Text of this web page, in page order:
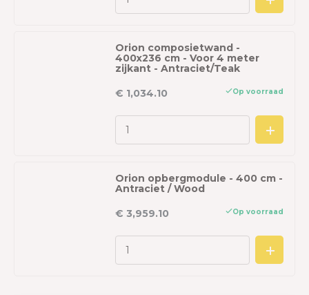
Orion composietwand -
400x236 cm - Voor 4 meter
zijkant - Antraciet/Teak
€ 1,034.10
Op voorraad
Orion opbergmodule - 400 cm -
Antraciet / Wood
€ 3,959.10
Op voorraad